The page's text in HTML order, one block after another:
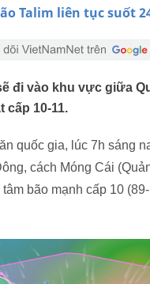
Talim liên tục suốt
đi vào khu vực giữa
cấp 10-11.
quốc gia, lúc 7h sáng
cách Móng Cái
bão mạnh cấp 10